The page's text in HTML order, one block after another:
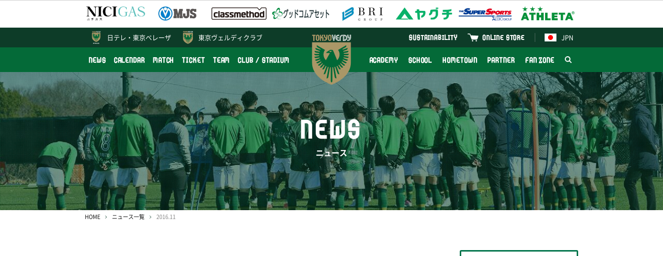
東京ヴェルディクラブ JPN
ONLINE STORE
SUSTAINABILITY
NEWS CALENDAR MATCH TICKET TEAM CLUB / STADIUM ACADEMY SCHOOL HOMETOWN PARTNER FAN ZONE
日テレ・ 東京ベレーザ
NEWS
ニュース
HOME ニュース一覧 2016.11